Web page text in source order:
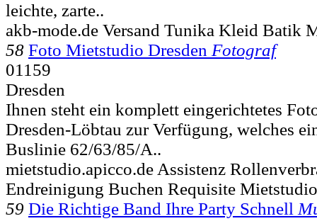
leichte, zarte..
akb-mode.de Versand Tunika Kleid Batik
58 Foto Mietstudio Dresden Fotograf
01159
Dresden
Ihnen steht ein komplett eingerichtetes
Dresden-Löbtau zur Verfügung, welches
Buslinie 62/63/85/A..
mietstudio.apicco.de Assistenz
Endreinigung Buchen Requisite
59 Die Richtige Band Ihre Party Schnell